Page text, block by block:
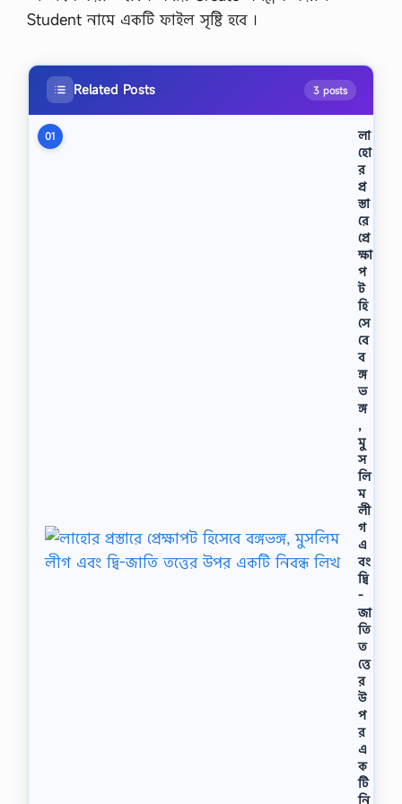
Student নামে একটি ফাইল সৃষ্টি হবে ।
Related Posts 3 posts
01
লা
হো
র
প্র
স্তা
রে
প্রে
ক্ষা
প
ট
হি
সে
বে
ব
ঙ্গ
ভ
ঙ্গ
,
মু
স
লি
ম
লী
গ
এ
বং
দ্বি
-
জা
তি
ত
ত্তে
র
উ
প
র
এ
ক
টি
নি